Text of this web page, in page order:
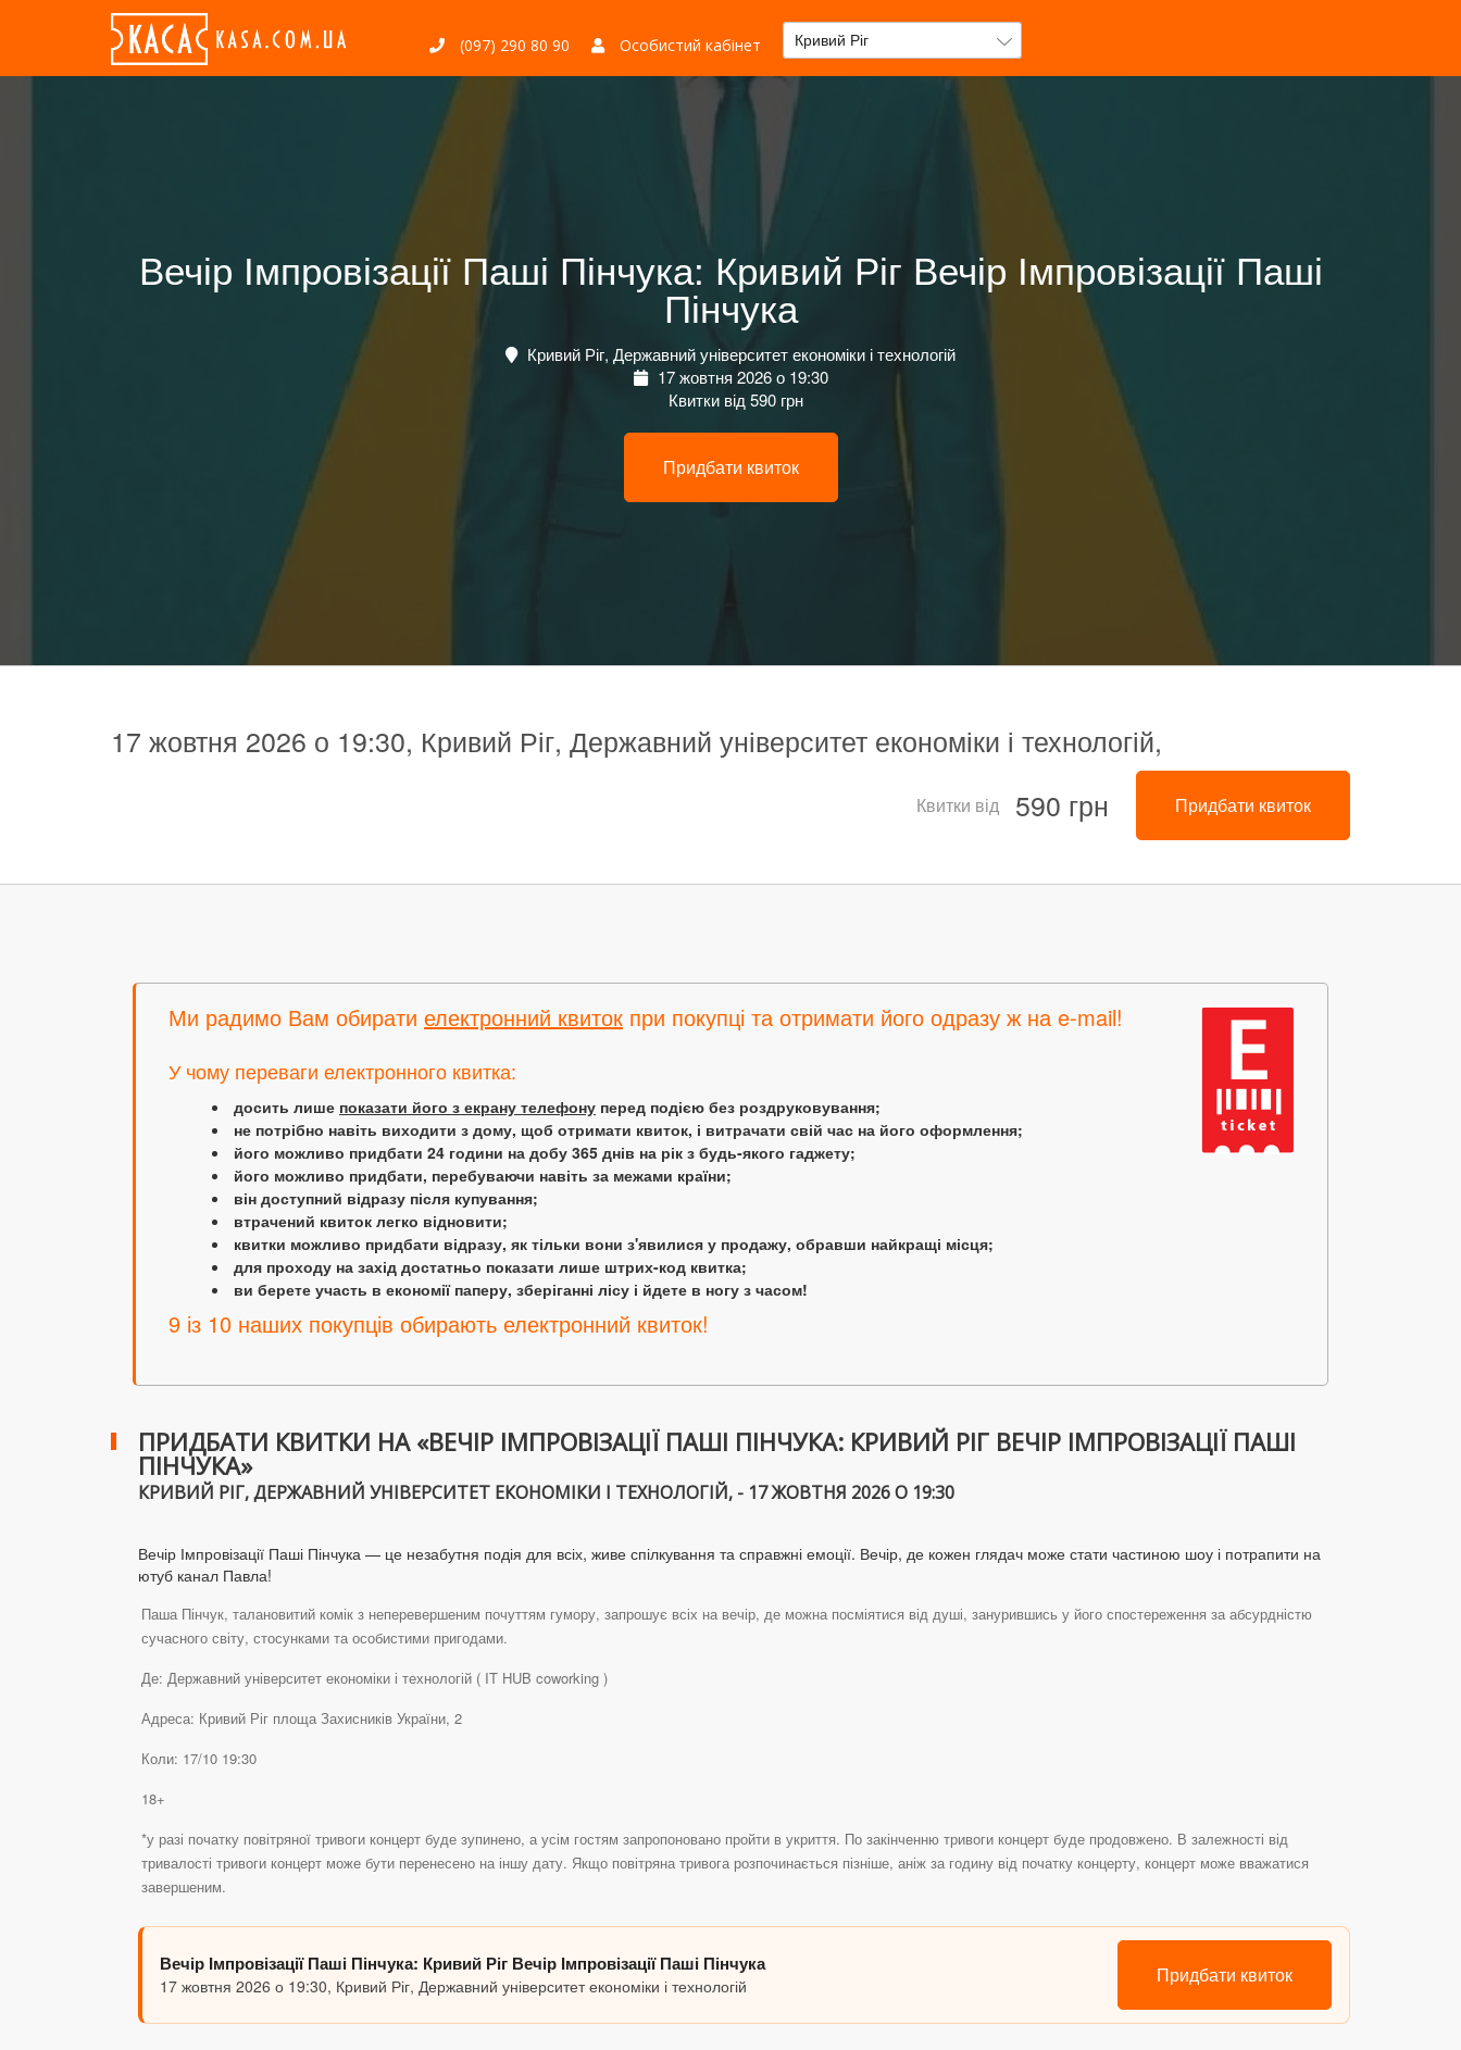
(097) 290 80 90 Особистий кабінет Кривий Ріг
Вечір Імпровізації Паші Пінчука: Кривий Ріг Вечір Імпровізації Паші
Пінчука
Кривий Ріг, Державний університет економіки і технологій
17 жовтня 2026 о 19:30
Квитки від 590 грн
Придбати квиток
17 жовтня 2026 о 19:30, Кривий Ріг, Державний університет економіки і технологій,
Квитки від 590 грн Придбати квиток
Ми радимо Вам обирати електронний квиток при покупці та отримати його одразу ж на e-mail!
У чому переваги електронного квитка:
досить лише показати його з екрану телефону перед подією без роздруковування;
не потрібно навіть виходити з дому, щоб отримати квиток, і витрачати свій час на його оформлення;
його можливо придбати 24 години на добу 365 днів на рік з будь-якого гаджету;
його можливо придбати, перебуваючи навіть за межами країни;
він доступний відразу після купування;
втрачений квиток легко відновити;
квитки можливо придбати відразу, як тільки вони з'явилися у продажу, обравши найкращі місця;
для проходу на захід достатньо показати лише штрих-код квитка;
ви берете участь в економії паперу, зберіганні лісу і йдете в ногу з часом!
9 із 10 наших покупців обирають електронний квиток!
ПРИДБАТИ КВИТКИ НА «ВЕЧІР ІМПРОВІЗАЦІЇ ПАШІ ПІНЧУКА: КРИВИЙ РІГ ВЕЧІР ІМПРОВІЗАЦІЇ ПАШІ
ПІНЧУКА»
КРИВИЙ РІГ, ДЕРЖАВНИЙ УНІВЕРСИТЕТ ЕКОНОМІКИ І ТЕХНОЛОГІЙ, - 17 ЖОВТНЯ 2026 О 19:30
Вечір Імпровізації Паші Пінчука — це незабутня подія для всіх, живе спілкування та справжні емоції. Вечір, де кожен глядач може стати частиною шоу і потрапити на
ютуб канал Павла!
Паша Пінчук, талановитий комік з неперевершеним почуттям гумору, запрошує всіх на вечір, де можна посміятися від душі, занурившись у його спостереження за абсурдністю
сучасного світу, стосунками та особистими пригодами.
Де: Державний університет економіки і технологій ( IT HUB coworking )
Адреса: Кривий Ріг площа Захисників України, 2
Коли: 17/10 19:30
18+
*у разі початку повітряної тривоги концерт буде зупинено, а усім гостям запропоновано пройти в укриття. По закінченню тривоги концерт буде продовжено. В залежності від
тривалості тривоги концерт може бути перенесено на іншу дату. Якщо повітряна тривога розпочинається пізніше, аніж за годину від початку концерту, концерт може вважатися
завершеним.
Вечір Імпровізації Паші Пінчука: Кривий Ріг Вечір Імпровізації Паші Пінчука
17 жовтня 2026 о 19:30, Кривий Ріг, Державний університет економіки і технологій Придбати квиток